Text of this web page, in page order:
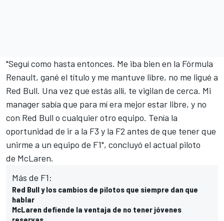
"Seguí como hasta entonces. Me iba bien en la Fórmula
Renault, gané el título y me mantuve libre, no me ligué a
Red Bull. Una vez que estás allí, te vigilan de cerca. Mi
manager sabía que para mí era mejor estar libre, y no
con Red Bull o cualquier otro equipo. Tenía la
oportunidad de ir a la F3 y la F2 antes de que tener que
unirme a un equipo de F1", concluyó el actual piloto
de McLaren.
Más de F1:
Red Bull y los cambios de pilotos que siempre dan que
hablar
McLaren defiende la ventaja de no tener jóvenes